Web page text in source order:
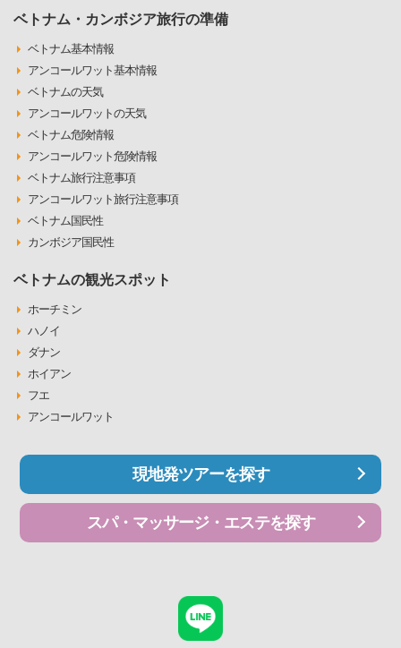
ベトナム・カンボジア旅行の準備
ベトナム基本情報
アンコールワット基本情報
ベトナムの天気
アンコールワットの天気
ベトナム危険情報
アンコールワット危険情報
ベトナム旅行注意事項
アンコールワット旅行注意事項
ベトナム国民性
カンボジア国民性
ベトナムの観光スポット
ホーチミン
ハノイ
ダナン
ホイアン
フエ
アンコールワット
現地発ツアーを探す
スパ・マッサージ・エステを探す